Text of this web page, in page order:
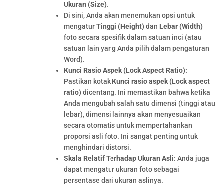
Ukuran (Size).
Di sini, Anda akan menemukan opsi untuk
mengaturTinggi (Height) dan Lebar (Width)
foto secara spesifik dalam satuan inci (atau
satuan lain yang Anda pilih dalam pengaturan
Word).
Kunci Rasio Aspek (Lock Aspect Ratio):
Pastikan kotak Kunci rasio aspek (Lock aspect
ratio) dicentang. Ini memastikan bahwa ketika
Anda mengubah salah satu dimensi (tinggi atau
lebar), dimensi lainnya akan menyesuaikan
secara otomatis untuk mempertahankan
proporsi asli foto. Ini sangat penting untuk
menghindari distorsi.
Skala Relatif Terhadap Ukuran Asli: Anda juga
dapat mengatur ukuran foto sebagai
persentase dari ukuran aslinya.